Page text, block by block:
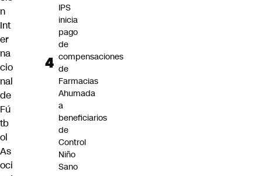
n
Int
er
na
cio
nal
de
Fú
tb
ol
As
oci
IPS
inicia
pago
de
compensaciones
de
Farmacias
Ahumada
a
beneficiarios
de
Control
Niño
Sano